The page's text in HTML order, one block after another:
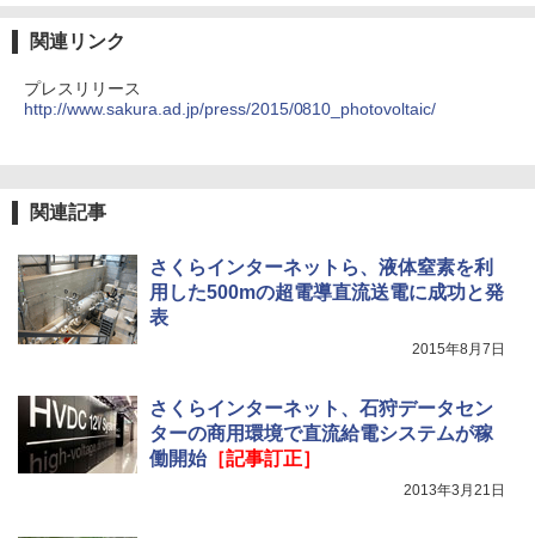
関連リンク
プレスリリース
http://www.sakura.ad.jp/press/2015/0810_photovoltaic/
関連記事
さくらインターネットら、液体窒素を利
用した500mの超電導直流送電に成功と発
表
2015年8月7日
さくらインターネット、石狩データセン
ターの商用環境で直流給電システムが稼
働開始［記事訂正］
2013年3月21日